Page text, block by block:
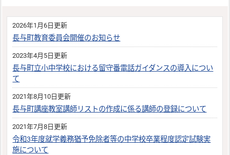
2026年1月6日更新
長与町教育委員会開催のお知らせ
2023年4月5日更新
長与町立小中学校における留守番電話ガイダンスの導入につい
て
2021年8月10日更新
長与町講座教室講師リストの作成に係る講師の登録について
2021年7月8日更新
令和3年度就学義務猶予免除者等の中学校卒業程度認定試験実
施について